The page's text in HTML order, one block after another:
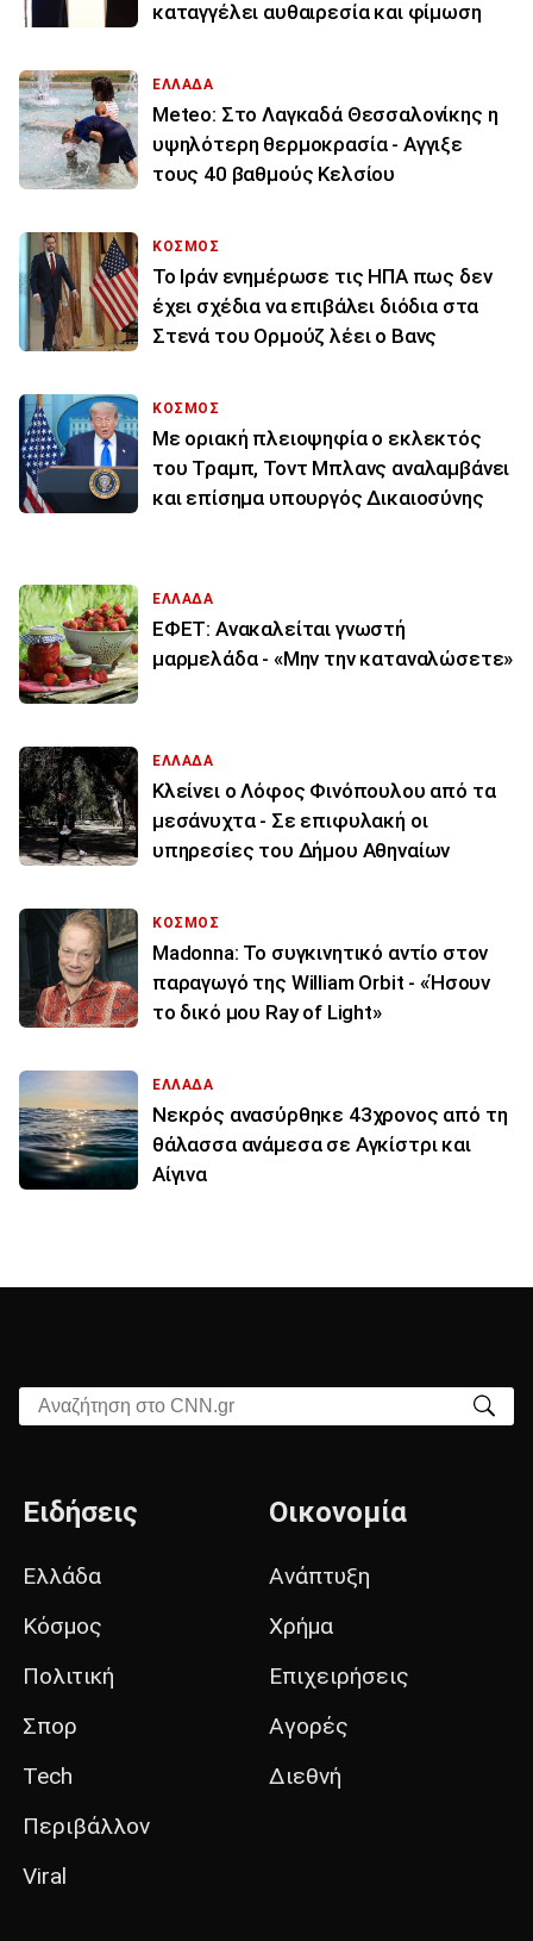
καταγγέλει αυθαιρεσία και φίμωση
ΕΛΛΑΔΑ
Meteo: Στο Λαγκαδά Θεσσαλονίκης η
υψηλότερη θερμοκρασία - Αγγιξε
τους 40 βαθμούς Κελσίου
ΚΟΣΜΟΣ
To Ιράν ενημέρωσε τις ΗΠΑ πως δεν
έχει σχέδια να επιβάλει διόδια στα
Στενά του Ορμούζ λέει ο Βανς
ΚΟΣΜΟΣ
Με οριακή πλειοψηφία ο εκλεκτός
του Τραμπ, Τοντ Μπλανς αναλαμβάνει
και επίσημα υπουργός Δικαιοσύνης
ΕΛΛΑΔΑ
ΕΦΕΤ: Ανακαλείται γνωστή
μαρμελάδα - «Μην την καταναλώσετε»
ΕΛΛΑΔΑ
Κλείνει ο Λόφος Φινόπουλου από τα
μεσάνυχτα - Σε επιφυλακή οι
υπηρεσίες του Δήμου Αθηναίων
ΚΟΣΜΟΣ
Madonna: Το συγκινητικό αντίο στον
παραγωγό της William Orbit - «Ήσουν
το δικό μου Ray of Light»
ΕΛΛΑΔΑ
Νεκρός ανασύρθηκε 43χρονος από τη
θάλασσα ανάμεσα σε Αγκίστρι και
Αίγινα
Αναζήτηση στο CNN.gr
Ειδήσεις
Ελλάδα
Κόσμος
Πολιτική
Σπορ
Tech
Περιβάλλον
Viral
Οικονομία
Ανάπτυξη
Χρήμα
Επιχειρήσεις
Αγορές
Διεθνή